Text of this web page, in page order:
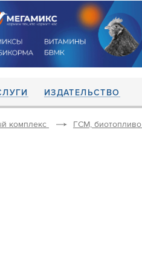
ИЗДАТЕЛЬСТВО
комплекс ГСМ, биотопливо